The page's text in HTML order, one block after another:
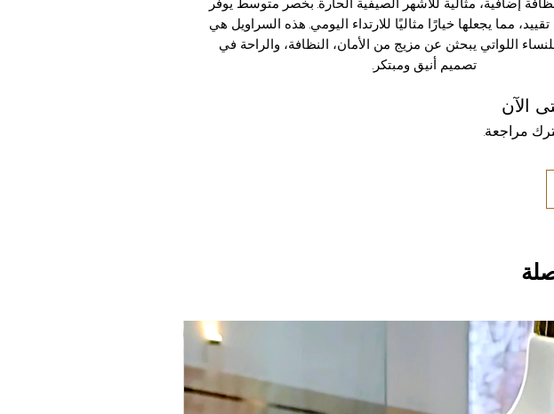
مما يجعلها خيارًا مثاليًا للارتداء اليومي. هذه السراويل هي
اللواتي يبحثن عن مزيج من الأمان، النظافة، والراحة في
تصميم أنيق ومبتكر.
الآن
مراجعة.